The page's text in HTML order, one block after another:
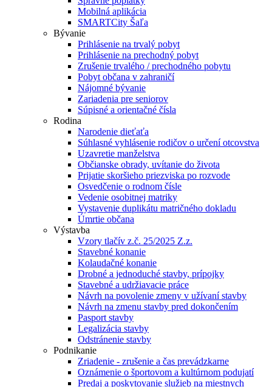
Mobilná aplikácia
SMARTCity Šaľa
Bývanie
Prihlásenie na trvalý pobyt
Prihlásenie na prechodný pobyt
Zrušenie trvalého / prechodného pobytu
Pobyt občana v zahraničí
Nájomné bývanie
Zariadenia pre seniorov
Súpisné a orientačné čísla
Rodina
Narodenie dieťaťa
Súhlasné vyhlásenie rodičov o určení otcovstva
Uzavretie manželstva
Občianske obrady, uvítanie do života
Prijatie skoršieho priezviska po rozvode
Osvedčenie o rodnom čísle
Vedenie osobitnej matriky
Vystavenie duplikátu matričného dokladu
Úmrtie občana
Výstavba
Vzory tlačív z.č. 25/2025 Z.z.
Stavebné konanie
Kolaudačné konanie
Drobné a jednoduché stavby, prípojky
Stavebné a udržiavacie práce
Návrh na povolenie zmeny v užívaní stavby
Návrh na zmenu stavby pred dokončením
Pasport stavby
Legalizácia stavby
Odstránenie stavby
Podnikanie
Zriadenie - zrušenie a čas prevádzkarne
Oznámenie o športovom a kultúrnom podujatí
Predaj a poskytovanie služieb na miestnych